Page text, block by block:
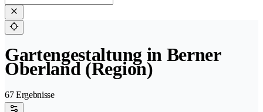
Gartengestaltung in Berner
Oberland (Region)
67 Ergebnisse